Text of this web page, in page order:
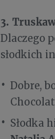
3.
Dlaczego
słodkich
Dobre,
Słodka